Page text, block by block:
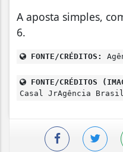
A aposta simples,
6.
FONTE/CRÉDITOS:
FONTE/CRÉDITOS
Casal JrAgência Brasil